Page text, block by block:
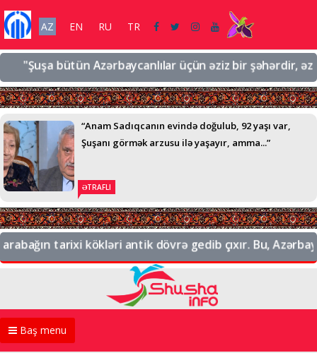
AZ EN RU TR
"Şuşa bütün Azərbaycanlılar üçün əziz bir şəhərdir,
“Anam Sadıqcanın evində doğulub, 92 yaşı var,
Şuşanı görmək arzusu ilə yaşayır, amma...”
ƏTRAFLI
tarixi kökləri antik dövrə gedib çıxır. Bu,
Baş menu